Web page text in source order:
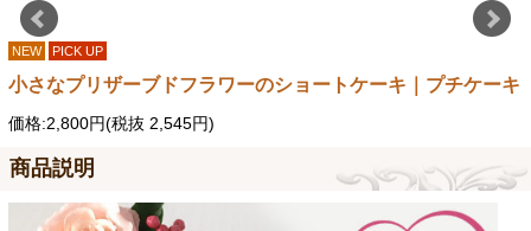
NEW PICK UP
小さなプリザーブドフラワーのショートケーキ｜プチケーキ
価格:2,800円(税抜 2,545円)
商品説明